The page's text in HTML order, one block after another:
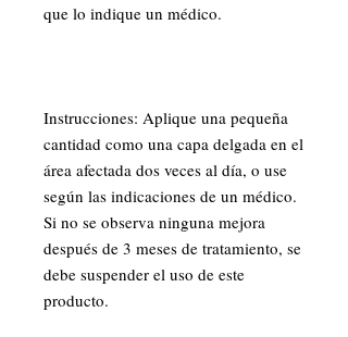
que lo indique un médico.
Instrucciones: Aplique una pequeña
cantidad como una capa delgada en el
área afectada dos veces al día, o use
según las indicaciones de un médico.
Si no se observa ninguna mejora
después de 3 meses de tratamiento, se
debe suspender el uso de este
producto.